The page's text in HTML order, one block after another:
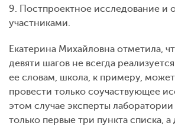
9. Постпроектное исследование и
участниками.
Екатерина Михайловна отметила,
девяти шагов не всегда
ее словам, школа, к примеру,
провести только соучаствующее
этом случае эксперты
только первые три пункта списка, а